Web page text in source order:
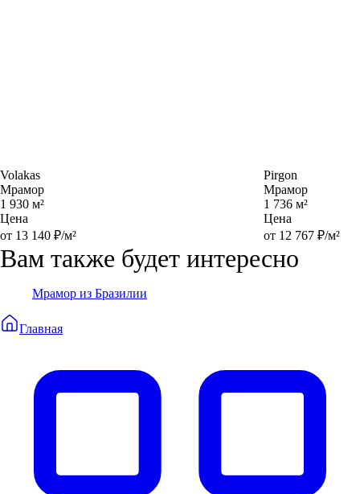
Volakas
Мрамор
1 930 м²
Цена
от 13 140 ₽/м²
Pirgon
Мрамор
1 736 м²
Цена
от 12 767 ₽/м²
Вам также будет интересно
Мрамор из Бразилии
Главная